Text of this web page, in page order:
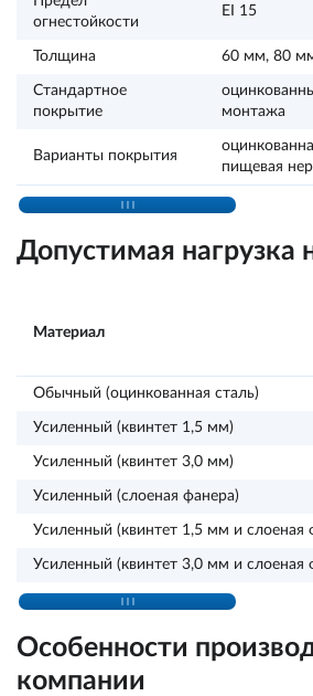
огнестойкости
EI 15
Толщина 60 мм, 80
Стандартное
покрытие
монтажа
Варианты покрытия
пищевая
Допустимая нагрузка
Материал
Обычный (оцинкованная сталь)
Усиленный (квинтет 1,5 мм)
Усиленный (квинтет 3,0 мм)
Усиленный (слоеная фанера)
Усиленный (квинтет 1,5 мм и слоеная
Усиленный (квинтет 3,0 мм и слоеная
Особенности
компании